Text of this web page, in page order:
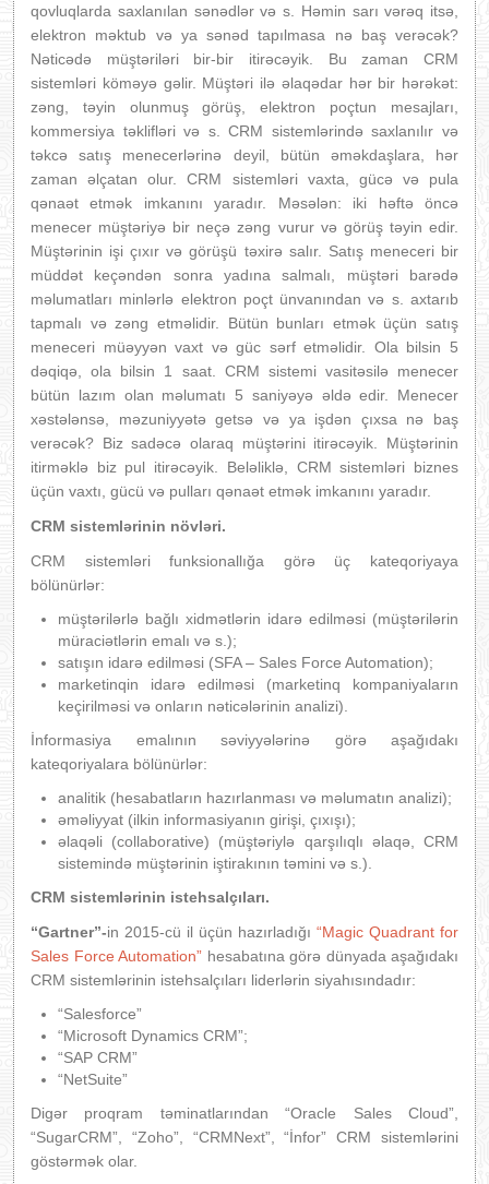
qovluqlarda saxlanılan sənədlər və s. Həmin sarı vərəq itsə,
elektron məktub və ya sənəd tapılmasa nə baş verəcək?
Nəticədə müştəriləri bir-bir itirəcəyik. Bu zaman CRM
sistemləri köməyə gəlir. Müştəri ilə əlaqədar hər bir hərəkət:
zəng, təyin olunmuş görüş, elektron poçtun mesajları,
kommersiya təklifləri və s. CRM sistemlərində saxlanılır və
təkcə satış menecerlərinə deyil, bütün əməkdaşlara, hər
zaman əlçatan olur. CRM sistemləri vaxta, gücə və pula
qənaət etmək imkanını yaradır. Məsələn: iki həftə öncə
menecer müştəriyə bir neçə zəng vurur və görüş təyin edir.
Müştərinin işi çıxır və görüşü təxirə salır. Satış meneceri bir
müddət keçəndən sonra yadına salmalı, müştəri barədə
məlumatları minlərlə elektron poçt ünvanından və s. axtarıb
tapmalı və zəng etməlidir. Bütün bunları etmək üçün satış
meneceri müəyyən vaxt və güc sərf etməlidir. Ola bilsin 5
dəqiqə, ola bilsin 1 saat. CRM sistemi vasitəsilə menecer
bütün lazım olan məlumatı 5 saniyəyə əldə edir. Menecer
xəstələnsə, məzuniyyətə getsə və ya işdən çıxsa nə baş
verəcək? Biz sadəcə olaraq müştərini itirəcəyik. Müştərinin
itirməklə biz pul itirəcəyik. Beləliklə, CRM sistemləri biznes
üçün vaxtı, gücü və pulları qənaət etmək imkanını yaradır.
CRM sistemlərinin növləri.
CRM sistemləri funksionallığa görə üç kateqoriyaya
bölünürlər:
müştərilərlə bağlı xidmətlərin idarə edilməsi (müştərilərin
müraciətlərin emalı və s.);
satışın idarə edilməsi (SFA – Sales Force Automation);
marketinqin idarə edilməsi (marketinq kompaniyaların
keçirilməsi və onların nəticələrinin analizi).
İnformasiya emalının səviyyələrinə görə aşağıdakı
kateqoriyalara bölünürlər:
analitik (hesabatların hazırlanması və məlumatın analizi);
əməliyyat (ilkin informasiyanın girişi, çıxışı);
əlaqəli (collaborative) (müştəriylə qarşılıqlı əlaqə, CRM
sistemində müştərinin iştirakının təmini və s.).
CRM sistemlərinin istehsalçıları.
“Gartner”-in 2015-cü il üçün hazırladığı “Magic Quadrant for
Sales Force Automation” hesabatına görə dünyada aşağıdakı
CRM sistemlərinin istehsalçıları liderlərin siyahısındadır:
“Salesforce”
“Microsoft Dynamics CRM”;
“SAP CRM”
“NetSuite”
Digər proqram təminatlarından “Oracle Sales Cloud”,
“SugarCRM”, “Zoho”, “CRMNext”, “İnfor” CRM sistemlərini
göstərmək olar.